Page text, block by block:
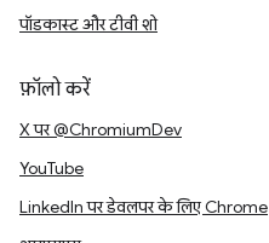
पॉडकास्ट और टीवी शो
फ़ॉलो करें
X पर @ChromiumDev
YouTube
LinkedIn पर डेवलपर के लिए Chrome